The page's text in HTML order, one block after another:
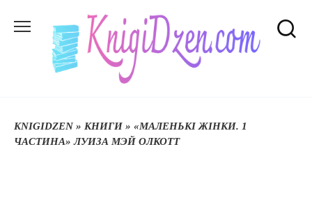
до
KNIGIDZEN» КНИГИ » «МАЛЕНЬКІ ЖІНКИ. 1
ЧАСТИНА» ЛУИЗА МЭЙ ОЛКОТТ